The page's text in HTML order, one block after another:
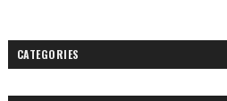
CATEGORIES